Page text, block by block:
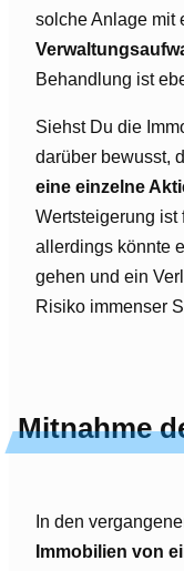
solche Anlage mit
Behandlung ist
Siehst Du die
darüber bewusst,
eine einzelne
Wertsteigerung ist
allerdings könnte
gehen und ein
Risiko immenser
Mitnahme
In den
Immobilien von